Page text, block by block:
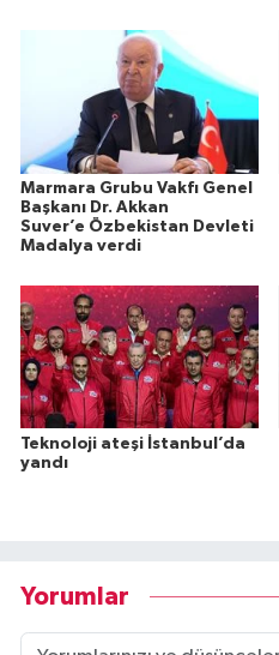
Marmara Grubu Vakfı Genel
Başkanı Dr. Akkan
Suver’e Özbekistan Devleti
Madalya verdi
Teknoloji ateşi İstanbul’da
yandı
Yorumlar